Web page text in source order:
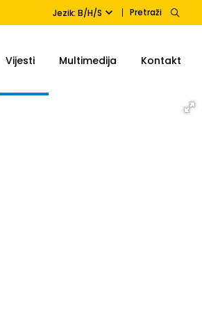
Jezik: B/H/S Pretraži
Vijesti Multimedija Kontakt